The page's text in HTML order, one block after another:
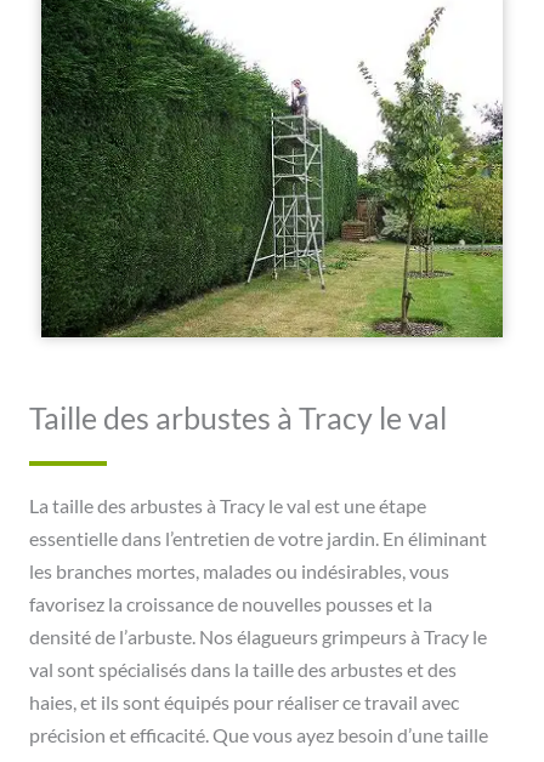
Taille des arbustes à Tracy le val
La taille des arbustes à Tracy le val est une étape
essentielle dans l’entretien de votre jardin. En éliminant
les branches mortes, malades ou indésirables, vous
favorisez la croissance de nouvelles pousses et la
densité de l’arbuste. Nos élagueurs grimpeurs à Tracy le
val sont spécialisés dans la taille des arbustes et des
haies, et ils sont équipés pour réaliser ce travail avec
précision et efficacité. Que vous ayez besoin d’une taille